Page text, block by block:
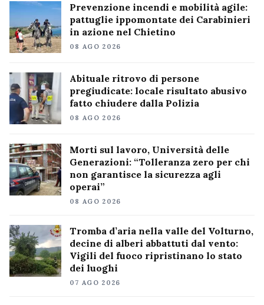
Prevenzione incendi e mobilità agile:
pattuglie ippomontate dei Carabinieri
in azione nel Chietino
08 AGO 2026
Abituale ritrovo di persone
pregiudicate: locale risultato abusivo
fatto chiudere dalla Polizia
08 AGO 2026
Morti sul lavoro, Università delle
Generazioni: “Tolleranza zero per chi
non garantisce la sicurezza agli
operai”
08 AGO 2026
Tromba d’aria nella valle del Volturno,
decine di alberi abbattuti dal vento:
Vigili del fuoco ripristinano lo stato
dei luoghi
07 AGO 2026